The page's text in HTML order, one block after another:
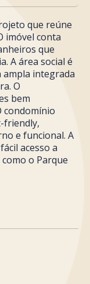
que reúne
imóvel conta
que
A área social é
ampla integrada
O
bem
condomínio
friendly,
e funcional. A
acesso a
o Parque